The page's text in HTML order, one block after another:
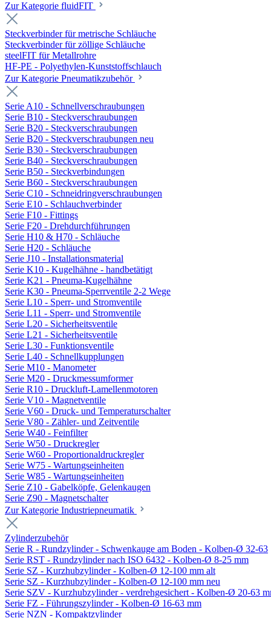
Zur Kategorie fluidFIT
Steckverbinder für metrische Schläuche
Steckverbinder für zöllige Schläuche
steelFIT für Metallrohre
HF-PE - Polyethylen-Kunststoffschlauch
Zur Kategorie Pneumatikzubehör
Serie A10 - Schnellverschraubungen
Serie B10 - Steckverschraubungen
Serie B20 - Steckverschraubungen
Serie B20 - Steckverschraubungen neu
Serie B30 - Steckverschraubungen
Serie B40 - Steckverschraubungen
Serie B50 - Steckverbindungen
Serie B60 - Steckverschraubungen
Serie C10 - Schneidringverschraubungen
Serie E10 - Schlauchverbinder
Serie F10 - Fittings
Serie F20 - Drehdurchführungen
Serie H10 & H70 - Schläuche
Serie H20 - Schläuche
Serie J10 - Installationsmaterial
Serie K10 - Kugelhähne - handbetätigt
Serie K21 - Pneuma-Kugelhähne
Serie K30 - Pneuma-Sperrventile 2-2 Wege
Serie L10 - Sperr- und Stromventile
Serie L11 - Sperr- und Stromventile
Serie L20 - Sicherheitsventile
Serie L21 - Sicherheitsventile
Serie L30 - Funktionsventile
Serie L40 - Schnellkupplungen
Serie M10 - Manometer
Serie M20 - Druckmessumformer
Serie R10 - Druckluft-Lamellenmotoren
Serie V10 - Magnetventile
Serie V60 - Druck- und Temperaturschalter
Serie V80 - Zähler- und Zeitventile
Serie W40 - Feinfilter
Serie W50 - Druckregler
Serie W60 - Proportionaldruckregler
Serie W75 - Wartungseinheiten
Serie W85 - Wartungseinheiten
Serie Z10 - Gabelköpfe, Gelenkaugen
Serie Z90 - Magnetschalter
Zur Kategorie Industriepneumatik
Zylinderzubehör
Serie R - Rundzylinder - Schwenkauge am Boden - Kolben-Ø 32-63
Serie RST - Rundzylinder nach ISO 6432 - Kolben-Ø 8-25 mm
Serie SZ - Kurzhubzylinder - Kolben-Ø 12-100 mm alt
Serie SZ - Kurzhubzylinder - Kolben-Ø 12-100 mm neu
Serie SZV - Kurzhubzylinder - verdrehgesichert - Kolben-Ø 20-63
Serie FZ - Führungszylinder - Kolben-Ø 16-63 mm
Serie NZN - Kompaktzylinder